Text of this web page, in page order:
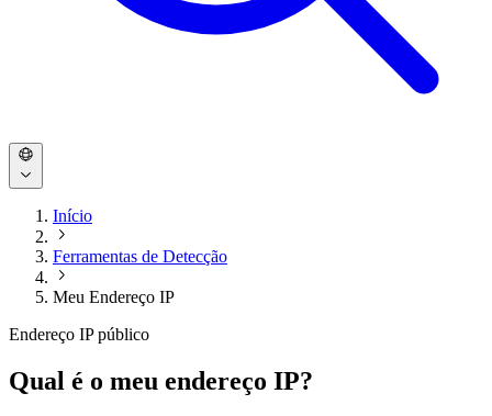
Início
Ferramentas de Detecção
Meu Endereço IP
Endereço IP público
Qual é o meu endereço IP?